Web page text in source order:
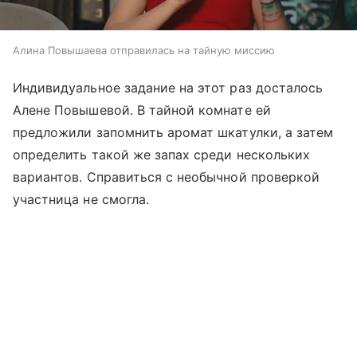
Алина Повышаева отправилась на тайную миссию
Индивидуальное задание на этот раз досталось
Алене Повышевой. В тайной комнате ей
предложили запомнить аромат шкатулки, а затем
определить такой же запах среди нескольких
вариантов. Справиться с необычной проверкой
участница не смогла.